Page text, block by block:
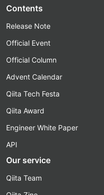
Contents
Release Note
Official Event
Official Column
Advent Calendar
Qiita Tech Festa
Qiita Award
Engineer White Paper
API
Our service
Qiita Team